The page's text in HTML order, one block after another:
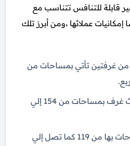
قابلة للتنافس تتناسب مع
عملائها ،ومن أبرز تلك
غرفتين تأتي بمساحات من
شقق مكونة من ثلاث غرف بمساحات من 154 إلي
بنتهاوس تبدأ المساحات بها من 119 كما تصل إلي